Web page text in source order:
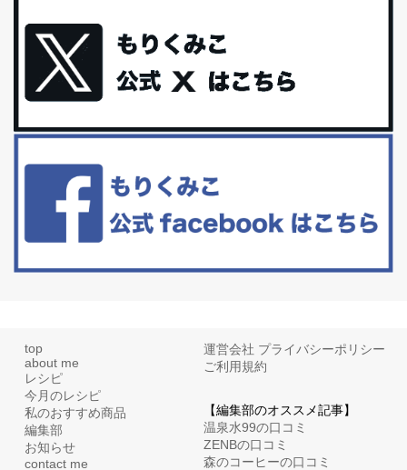
今回は、最近毎回定期的に購入している「楽天ふるさと納税」の返
礼品トップ５を紹介します。今までいろ...
更年期を穏やかに乗りきるために今できる５つのこと。
アラフィフからの体と心の整え方。 私も気づけばアラフィフ、これ
といった更年期症状はまだ...
白髪・美容・免疫力、現代人に足りないのは海藻！
リーブオイルorごま油をたらす。&n...
top
about me
レシピ
今月のレシピ
私のおすすめ商品
編集部
お知らせ
contact me
運営会社 プライバシーポリシー
ご利用規約
【編集部のオススメ記事】
温泉水99の口コミ
ZENBの口コミ
森のコーヒーの口コミ